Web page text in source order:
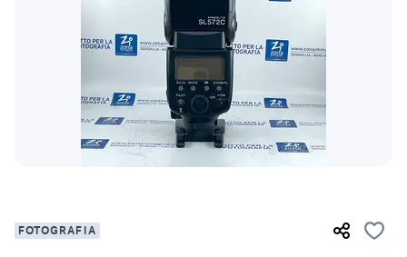
FOTOGRAFIA